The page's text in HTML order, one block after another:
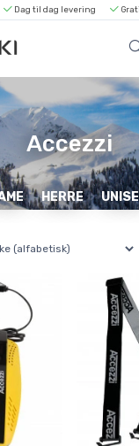
Dag til dag levering
Accezzi
HERRE